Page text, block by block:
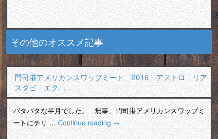
その他のオススメ記事
門司港アメリカンスワップミート 2016 アストロ リア
スタビ エク……
バタバタな半月でした。 無事、門司港アメリカンスワップミ
ートにチリ …Continue reading→